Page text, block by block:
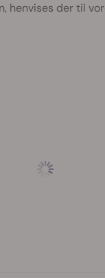
henvises der til